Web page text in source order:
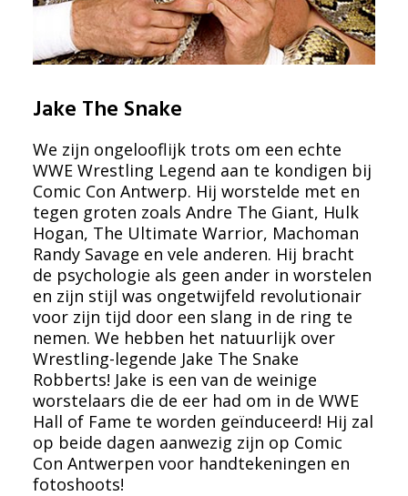
Jake The Snake
We zijn ongelooflijk trots om een echte
WWE Wrestling Legend aan te kondigen bij
Comic Con Antwerp. Hij worstelde met en
tegen groten zoals Andre The Giant, Hulk
Hogan, The Ultimate Warrior, Machoman
Randy Savage en vele anderen. Hij bracht
de psychologie als geen ander in worstelen
en zijn stijl was ongetwijfeld revolutionair
voor zijn tijd door een slang in de ring te
nemen. We hebben het natuurlijk over
Wrestling-legende Jake The Snake
Robberts! Jake is een van de weinige
worstelaars die de eer had om in de WWE
Hall of Fame te worden geïnduceerd! Hij zal
op beide dagen aanwezig zijn op Comic
Con Antwerpen voor handtekeningen en
fotoshoots!